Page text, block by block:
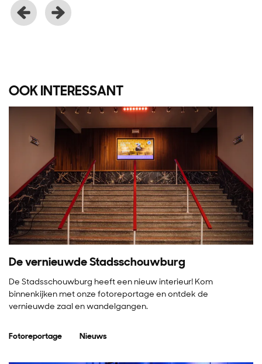
OOK INTERESSANT
De vernieuwde Stadsschouwburg
De Stadsschouwburg heeft een nieuw interieur! Kom
binnenkijken met onze fotoreportage en ontdek de
vernieuwde zaal en wandelgangen.
Fotoreportage Nieuws